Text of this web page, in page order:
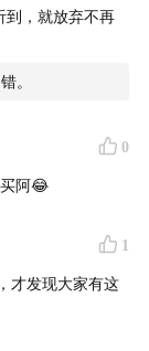
，未经授权不
，就放弃不再
。
0
阿😂
1
才发现大家有这